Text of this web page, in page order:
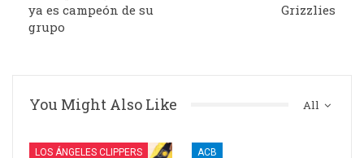
ya es campeón de su
grupo
Grizzlies
All
You Might Also Like
LOS ÁNGELES CLIPPERS ACB